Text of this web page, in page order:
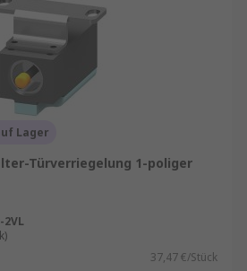
Lager
Türverriegelung 1-poliger
2VL
37,47 €/Stück